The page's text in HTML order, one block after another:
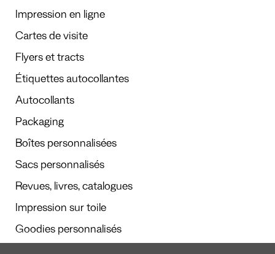
Impression en ligne
Cartes de visite
Flyers et tracts
Étiquettes autocollantes
Autocollants
Packaging
Boîtes personnalisées
Sacs personnalisés
Revues, livres, catalogues
Impression sur toile
Goodies personnalisés